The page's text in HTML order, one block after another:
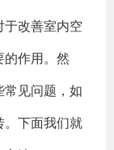
改善室内空
作用。然
见问题，如
。下面我们就